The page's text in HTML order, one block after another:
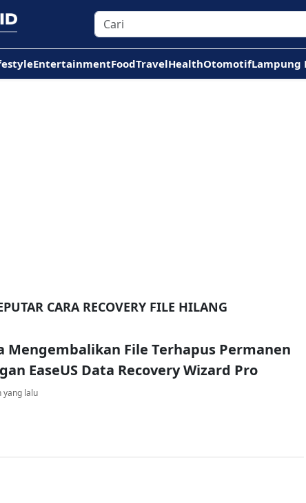
EntertainmentFoodTravelHealthOtomotifLampung
CARA RECOVERY FILE HILANG
Mengembalikan File Terhapus Permanen
EaseUS Data Recovery Wizard Pro
yang lalu